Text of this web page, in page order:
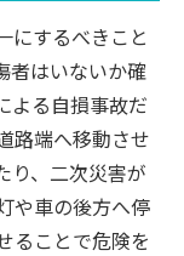
にするべきこと
者はいないか確
よる自損事故だ
路端へ移動させ
り、二次災害が
や車の後方へ停
ることで危険を